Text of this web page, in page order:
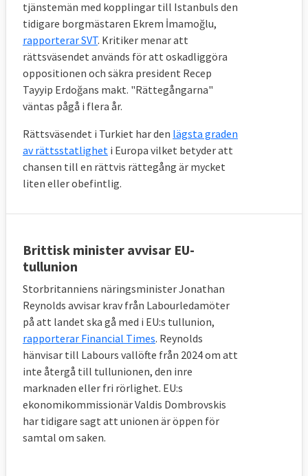
tjänstemän med kopplingar till Istanbuls den
tidigare borgmästaren Ekrem İmamoğlu,
rapporterar SVT. Kritiker menar att
rättsväsendet används för att oskadliggöra
oppositionen och säkra president Recep
Tayyip Erdoğans makt. "Rättegångarna"
väntas pågå i flera år.
Rättsväsendet i Turkiet har den lägsta graden
av rättsstatlighet i Europa vilket betyder att
chansen till en rättvis rättegång är mycket
liten eller obefintlig.
Brittisk minister avvisar EU-
tullunion
Storbritanniens näringsminister Jonathan
Reynolds avvisar krav från Labourledamöter
på att landet ska gå med i EU:s tullunion,
rapporterar Financial Times. Reynolds
hänvisar till Labours vallöfte från 2024 om att
inte återgå till tullunionen, den inre
marknaden eller fri rörlighet. EU:s
ekonomikommissionär Valdis Dombrovskis
har tidigare sagt att unionen är öppen för
samtal om saken.